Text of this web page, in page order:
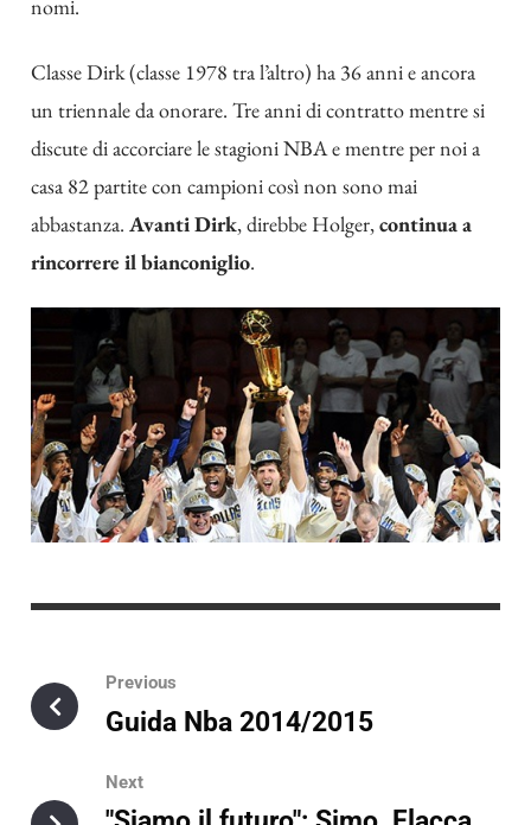
nomi.
Classe Dirk (classe 1978 tra l’altro) ha 36 anni e ancora
un triennale da onorare. Tre anni di contratto mentre si
discute di accorciare le stagioni NBA e mentre per noi a
casa 82 partite con campioni così non sono mai
abbastanza. Avanti Dirk,direbbe Holger,continua a
rincorrere il bianconiglio.
Previous
Guida Nba 2014/2015
Next